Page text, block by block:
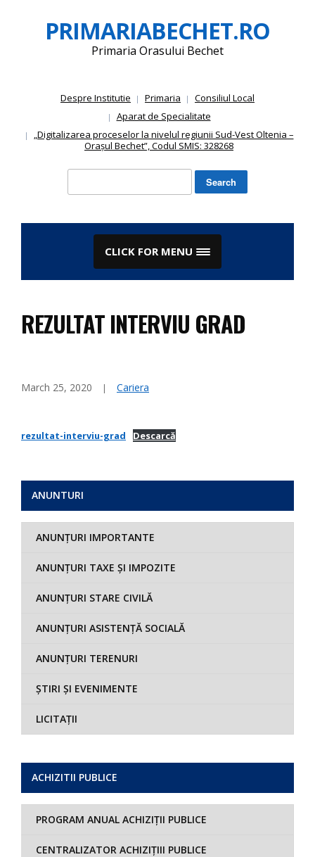
to
content
PRIMARIABECHET.RO
Primaria Orasului Bechet
Despre Institutie Primaria
Consiliul Local
Aparat de Specialitate
„Digitalizarea proceselor la nivelul regiunii Sud-Vest Oltenia –
Orașul Bechet”, Codul SMIS: 328268
CLICK FOR MENU
REZULTAT INTERVIU GRAD
March 25, 2020 Cariera
rezultat-interviu-grad Descarcă
ANUNTURI
ANUNȚURI IMPORTANTE
ANUNȚURI TAXE ȘI IMPOZITE
ANUNȚURI STARE CIVILĂ
ANUNȚURI ASISTENȚĂ SOCIALĂ
ANUNȚURI TERENURI
ȘTIRI ȘI EVENIMENTE
LICITAȚII
ACHIZITII PUBLICE
PROGRAM ANUAL ACHIZIȚII PUBLICE
CENTRALIZATOR ACHIZIȚIII PUBLICE